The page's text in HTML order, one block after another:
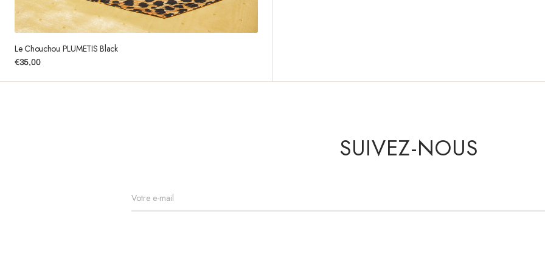
Le Chouchou PLUMETIS Black
Prix
habituel
€35,00
SUIVEZ-NOUS
Votre e-mail